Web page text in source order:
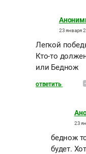
23 января
Легкой
Кто-то
или Беднож
ответить
23
беднож
будет.